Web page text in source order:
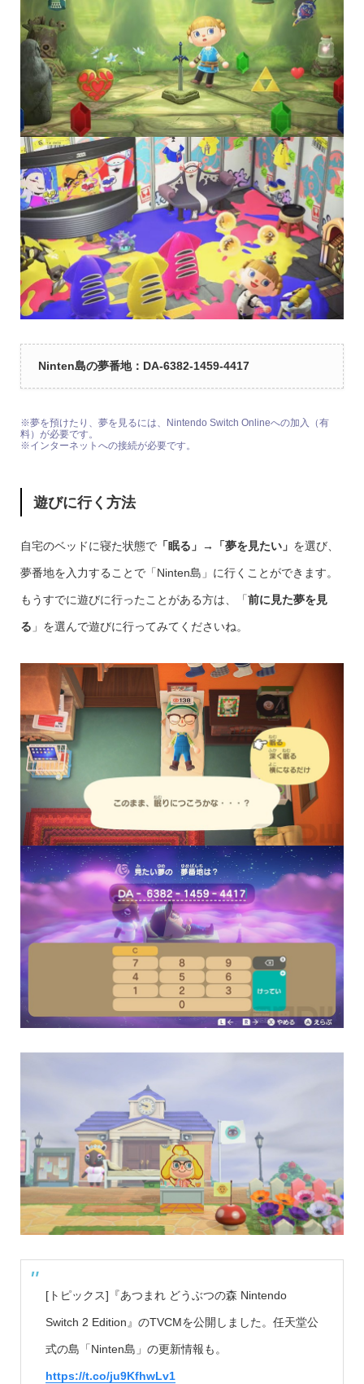
Ninten島の夢番地：DA-6382-1459-4417
※夢を預けたり、夢を見るには、Nintendo Switch Onlineへの加入（有
料）が必要です。
※インターネットへの接続が必要です。
遊びに行く方法
自宅のベッドに寝た状態で「眠る」→「夢を見たい」 を選び、
夢番地を入力することで「Ninten島」に行くことができます。
もうすでに遊びに行ったことがある方は、「前に見た夢を見
る 」を選んで遊びに行ってみてくださいね。
[トピックス]『あつまれ どうぶつの森 Nintendo
Switch 2 Edition』のTVCMを公開しました。任天堂公
式の島「Ninten島」の更新情報も。
https://t.co/ju9KfhwLv1